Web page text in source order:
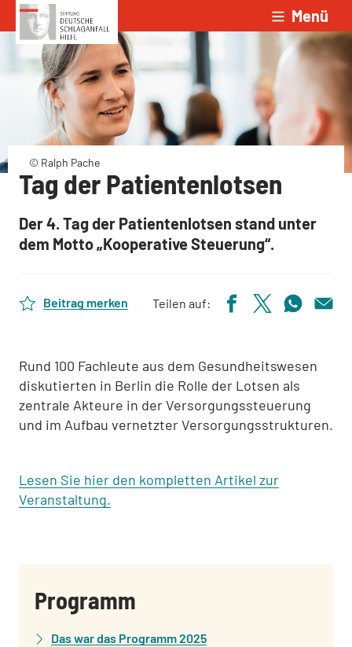
Zum Inhalt springen Menü
© Ralph Pache
Tag der Patientenlotsen
Der 4. Tag der Patientenlotsen stand unter
dem Motto „Kooperative Steuerung“.
Beitrag merken Teilen auf:
Rund 100 Fachleute aus dem Gesundheitswesen
diskutierten in Berlin die Rolle der Lotsen als
zentrale Akteure in der Versorgungssteuerung
und im Aufbau vernetzter Versorgungsstrukturen.
Lesen Sie hier den kompletten Artikel zur
Veranstaltung.
:Programm
Das war das Programm 2025